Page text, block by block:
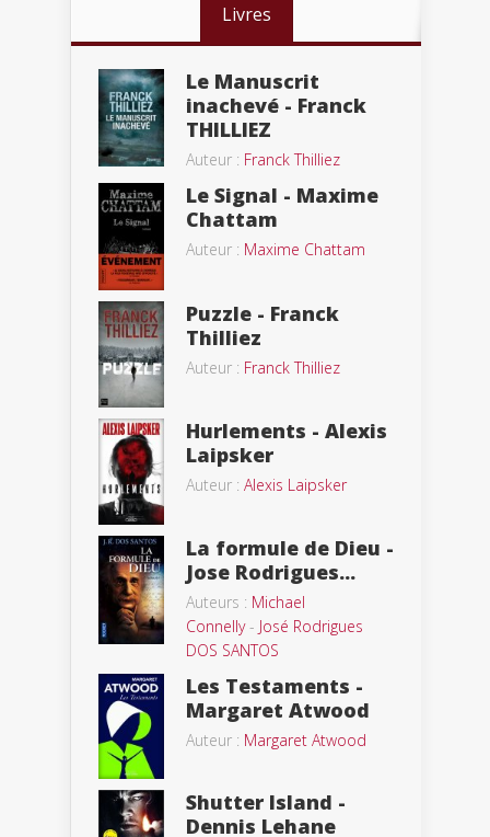
Livres
Le Manuscrit
inachevé - Franck
THILLIEZ
Auteur : Franck Thilliez
Le Signal - Maxime
Chattam
Auteur : Maxime Chattam
Puzzle - Franck
Thilliez
Auteur : Franck Thilliez
Hurlements - Alexis
Laipsker
Auteur : Alexis Laipsker
La formule de Dieu -
Jose Rodrigues...
Auteurs : Michael
Connelly- José Rodrigues
DOS SANTOS
Les Testaments -
Margaret Atwood
Auteur : Margaret Atwood
Shutter Island -
Dennis Lehane